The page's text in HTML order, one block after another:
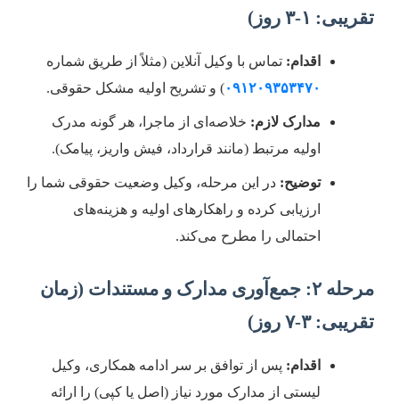
۱-۳ روز)
اقدام:تماس با وکیل آنلاین (مثلاً از طریق شماره
۰۹۱۲۰۹۳۵۳۴۷۰) و تشریح اولیه مشکل حقوقی.
مدارک لازم: خلاصه‌ای از ماجرا، هر گونه مدرک
اولیه مرتبط (مانند قرارداد، فیش واریز، پیامک).
توضیح:در این مرحله، وکیل وضعیت حقوقی شما را
ارزیابی کرده و راهکارهای اولیه و هزینه‌های
احتمالی را مطرح می‌کند.
مرحله ۲: جمع‌آوری مدارک و مستندات (زمان
۳-۷ روز)
اقدام:پس از توافق بر سر ادامه همکاری، وکیل
لیستی از مدارک مورد نیاز (اصل یا کپی) را ارائه